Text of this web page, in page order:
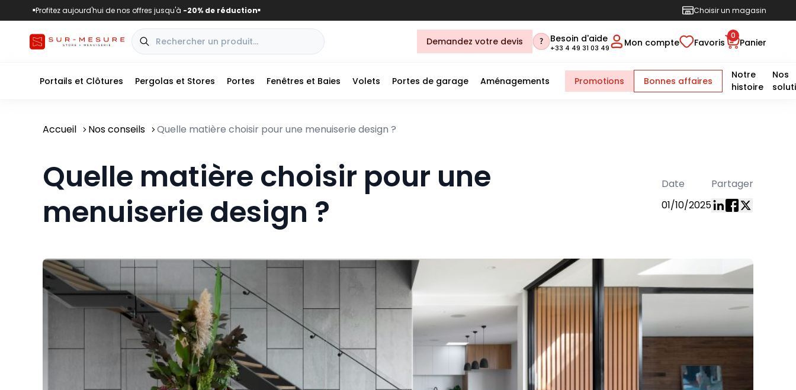
■Profitez aujourd'hui de nos offres jusqu'à -20% de réduction■ Choisir un magasin
Demandez votre devis Besoin d'aide
+33 4 49 31 03 49 Mon compte Favoris
0
Panier
Portails et Clôtures Pergolas et Stores Portes Fenêtres et Baies Volets Portes de garage Aménagements Promotions Bonnes affaires
Notre
histoire
Nos
Accueil Nos conseils Quelle matière choisir pour une menuiserie design ?
Quelle matière choisir pour une
menuiserie design ?
Date
01/10/2025
Partager